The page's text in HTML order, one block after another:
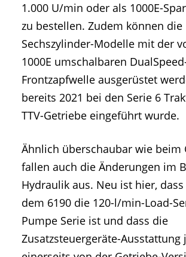
1.000 U/min oder als 1000E-
zu bestellen. Zudem können die
Sechszylinder-Modelle mit der
1000E umschalbaren
Frontzapfwelle ausgerüstet
bereits 2021 bei den Serie 6
TTV-Getriebe eingeführt wurde.
Ähnlich überschaubar wie beim
fallen auch die Änderungen im
Hydraulik aus. Neu ist hier,
dem 6190 die 120-l/min-Load-
Pumpe Serie ist und dass die
Zusatzsteuergeräte-Ausstattung